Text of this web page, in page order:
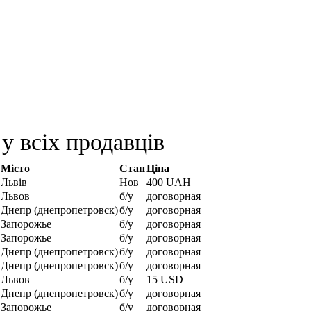
всіх продавців
Місто СтанЦіна
Львів
Нов
400 UAH
Львов
б/у
договорная
Днепр (днепропетровск)б/у
договорная
Запорожье
б/у
договорная
Запорожье
б/у
договорная
Днепр (днепропетровск)б/у
договорная
Днепр (днепропетровск)б/у
договорная
Львов
б/у
15 USD
Днепр (днепропетровск)б/у
договорная
Запорожье
б/у договорная